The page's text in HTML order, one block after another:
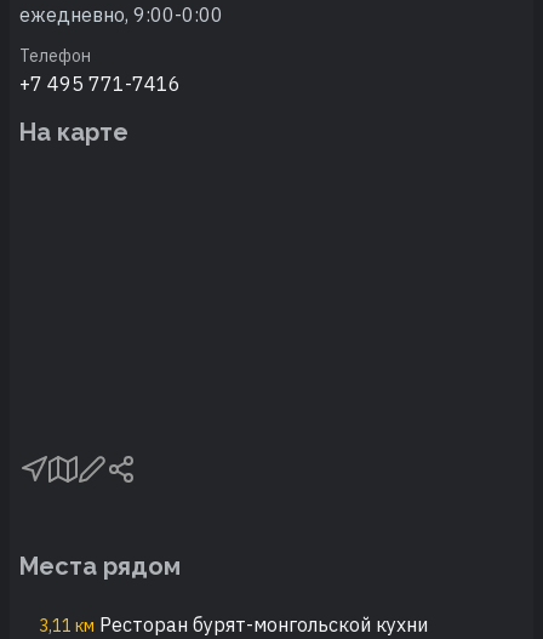
ежедневно, 9:00-0:00
Телефон
+7 495 771-7416
На карте
Места рядом
3,11 км Ресторан бурят-монгольской кухни